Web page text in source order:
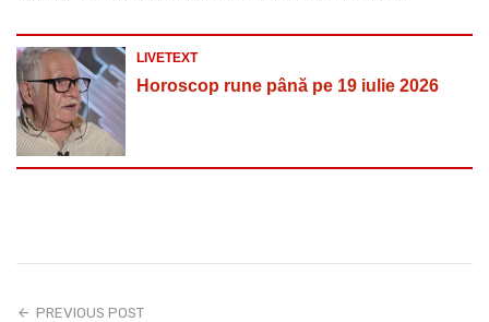
LIVETEXT
Horoscop rune până pe 19 iulie 2026
PREVIOUS POST